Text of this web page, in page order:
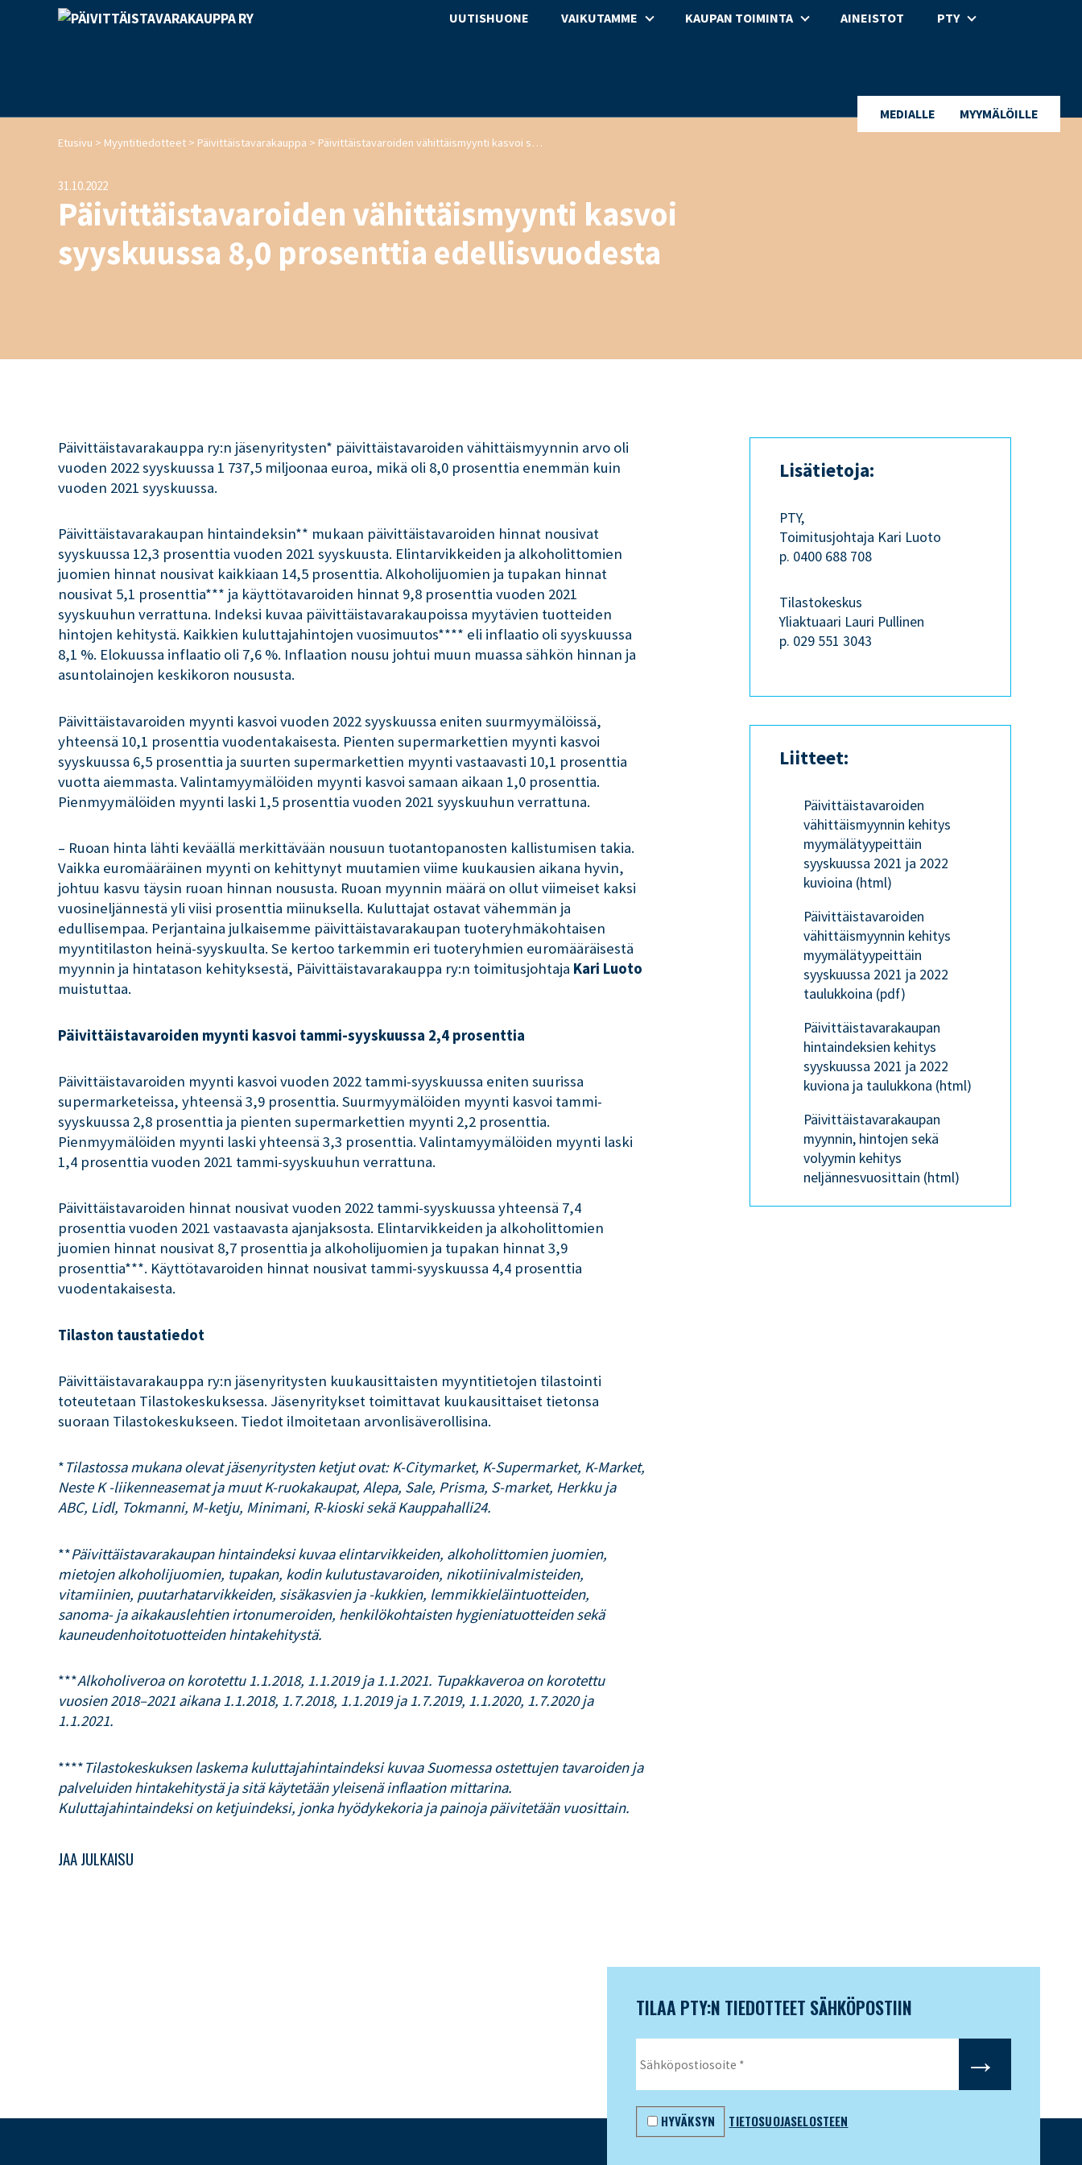
UUTISHUONE VAIKUTAMME KAUPAN TOIMINTA AINEISTOT PTY
MEDIALLE MYYMÄLÖILLE
Etusivu > Myyntitiedotteet > Päivittäistavarakauppa > Päivittäistavaroiden vähittäismyynti kasvoi syyskuussa 8,0 prosenttia edellisvuodesta
31.10.2022
Päivittäistavaroiden vähittäismyynti kasvoi
syyskuussa 8,0 prosenttia edellisvuodesta
Päivittäistavarakauppa ry:n jäsenyritysten* päivittäistavaroiden vähittäismyynnin arvo oli
vuoden 2022 syyskuussa 1 737,5 miljoonaa euroa, mikä oli 8,0 prosenttia enemmän kuin
vuoden 2021 syyskuussa.
Päivittäistavarakaupan hintaindeksin** mukaan päivittäistavaroiden hinnat nousivat
syyskuussa 12,3 prosenttia vuoden 2021 syyskuusta. Elintarvikkeiden ja alkoholittomien
juomien hinnat nousivat kaikkiaan 14,5 prosenttia. Alkoholijuomien ja tupakan hinnat
nousivat 5,1 prosenttia*** ja käyttötavaroiden hinnat 9,8 prosenttia vuoden 2021
syyskuuhun verrattuna. Indeksi kuvaa päivittäistavarakaupoissa myytävien tuotteiden
hintojen kehitystä. Kaikkien kuluttajahintojen vuosimuutos**** eli inflaatio oli syyskuussa
8,1 %. Elokuussa inflaatio oli 7,6 %. Inflaation nousu johtui muun muassa sähkön hinnan ja
asuntolainojen keskikoron noususta.
Päivittäistavaroiden myynti kasvoi vuoden 2022 syyskuussa eniten suurmyymälöissä,
yhteensä 10,1 prosenttia vuodentakaisesta. Pienten supermarkettien myynti kasvoi
syyskuussa 6,5 prosenttia ja suurten supermarkettien myynti vastaavasti 10,1 prosenttia
vuotta aiemmasta. Valintamyymälöiden myynti kasvoi samaan aikaan 1,0 prosenttia.
Pienmyymälöiden myynti laski 1,5 prosenttia vuoden 2021 syyskuuhun verrattuna.
– Ruoan hinta lähti keväällä merkittävään nousuun tuotantopanosten kallistumisen takia.
Vaikka euromääräinen myynti on kehittynyt muutamien viime kuukausien aikana hyvin,
johtuu kasvu täysin ruoan hinnan noususta. Ruoan myynnin määrä on ollut viimeiset kaksi
vuosineljännestä yli viisi prosenttia miinuksella. Kuluttajat ostavat vähemmän ja
edullisempaa. Perjantaina julkaisemme päivittäistavarakaupan tuoteryhmäkohtaisen
myyntitilaston heinä-syyskuulta. Se kertoo tarkemmin eri tuoteryhmien euromääräisestä
myynnin ja hintatason kehityksestä, Päivittäistavarakauppa ry:n toimitusjohtaja Kari Luoto
muistuttaa.
Päivittäistavaroiden myynti kasvoi tammi-syyskuussa 2,4 prosenttia
Päivittäistavaroiden myynti kasvoi vuoden 2022 tammi-syyskuussa eniten suurissa
supermarketeissa, yhteensä 3,9 prosenttia. Suurmyymälöiden myynti kasvoi tammi-
syyskuussa 2,8 prosenttia ja pienten supermarkettien myynti 2,2 prosenttia.
Pienmyymälöiden myynti laski yhteensä 3,3 prosenttia. Valintamyymälöiden myynti laski
1,4 prosenttia vuoden 2021 tammi-syyskuuhun verrattuna.
Päivittäistavaroiden hinnat nousivat vuoden 2022 tammi-syyskuussa yhteensä 7,4
prosenttia vuoden 2021 vastaavasta ajanjaksosta. Elintarvikkeiden ja alkoholittomien
juomien hinnat nousivat 8,7 prosenttia ja alkoholijuomien ja tupakan hinnat 3,9
prosenttia***. Käyttötavaroiden hinnat nousivat tammi-syyskuussa 4,4 prosenttia
vuodentakaisesta.
Tilaston taustatiedot
Päivittäistavarakauppa ry:n jäsenyritysten kuukausittaisten myyntitietojen tilastointi
toteutetaan Tilastokeskuksessa. Jäsenyritykset toimittavat kuukausittaiset tietonsa
suoraan Tilastokeskukseen. Tiedot ilmoitetaan arvonlisäverollisina.
*Tilastossa mukana olevat jäsenyritysten ketjut ovat: K-Citymarket, K-Supermarket, K-Market,
Neste K -liikenneasemat ja muut K-ruokakaupat, Alepa, Sale, Prisma, S-market, Herkku ja
ABC, Lidl, Tokmanni, M-ketju, Minimani, R-kioski sekä Kauppahalli24.
**Päivittäistavarakaupan hintaindeksi kuvaa elintarvikkeiden, alkoholittomien juomien,
mietojen alkoholijuomien, tupakan, kodin kulutustavaroiden, nikotiinivalmisteiden,
vitamiinien, puutarhatarvikkeiden, sisäkasvien ja -kukkien, lemmikkieläintuotteiden,
sanoma- ja aikakauslehtien irtonumeroiden, henkilökohtaisten hygieniatuotteiden sekä
kauneudenhoitotuotteiden hintakehitystä.
***Alkoholiveroa on korotettu 1.1.2018, 1.1.2019 ja 1.1.2021. Tupakkaveroa on korotettu
vuosien 2018–2021 aikana 1.1.2018, 1.7.2018, 1.1.2019 ja 1.7.2019, 1.1.2020, 1.7.2020 ja
1.1.2021.
****Tilastokeskuksen laskema kuluttajahintaindeksi kuvaa Suomessa ostettujen tavaroiden ja
palveluiden hintakehitystä ja sitä käytetään yleisenä inflaation mittarina.
Kuluttajahintaindeksi on ketjuindeksi, jonka hyödykekoria ja painoja päivitetään vuosittain.
JAA JULKAISU
Lisätietoja:
PTY,
Toimitusjohtaja Kari Luoto
p. 0400 688 708
Tilastokeskus
Yliaktuaari Lauri Pullinen
p. 029 551 3043
Liitteet:
Päivittäistavaroiden
vähittäismyynnin kehitys
myymälätyypeittäin
syyskuussa 2021 ja 2022
kuvioina (html)
Päivittäistavaroiden
vähittäismyynnin kehitys
myymälätyypeittäin
syyskuussa 2021 ja 2022
taulukkoina (pdf)
Päivittäistavarakaupan
hintaindeksien kehitys
syyskuussa 2021 ja 2022
kuviona ja taulukkona (html)
Päivittäistavarakaupan
myynnin, hintojen sekä
volyymin kehitys
neljännesvuosittain (html)
TILAA PTY:N TIEDOTTEET SÄHKÖPOSTIIN
HYVÄKSYN TIETOSUOJASELOSTEEN